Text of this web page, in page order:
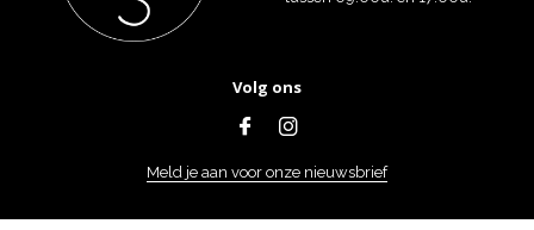
Volg ons
Meld je aan voor onze nieuwsbrief